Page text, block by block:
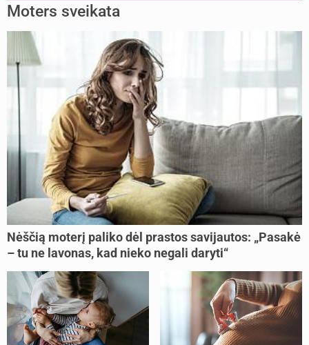
Moters sveikata
Nėščią moterį paliko dėl prastos savijautos: „Pasakė
– tu ne lavonas, kad nieko negali daryti“